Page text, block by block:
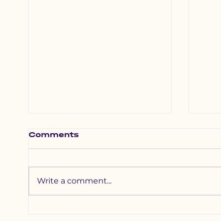
Comments
Write a comment...